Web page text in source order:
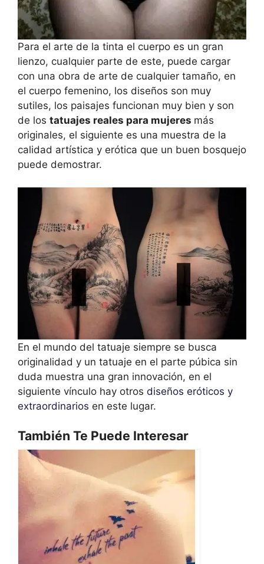
Para el arte de la tinta el cuerpo es un gran
lienzo, cualquier parte de este, puede cargar
con una obra de arte de cualquier tamaño, en
el cuerpo femenino, los diseños son muy
sutiles, los paisajes funcionan muy bien y son
de los tatuajes reales para mujeres más
originales, el siguiente es una muestra de la
calidad artística y erótica que un buen bosquejo
puede demostrar.
En el mundo del tatuaje siempre se busca
originalidad y un tatuaje en el parte púbica sin
duda muestra una gran innovación, en el
siguiente vínculo hay otros diseños eróticos y
extraordinarios en este lugar.
También Te Puede Interesar